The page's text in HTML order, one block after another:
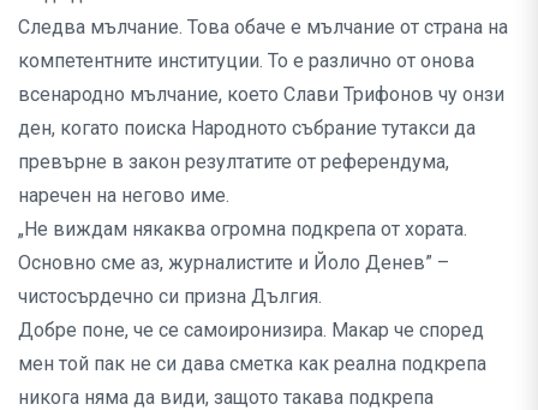
Следва мълчание. Това обаче е мълчание от страна на
компетентните институции. То е различно от онова
всенародно мълчание, което Слави Трифонов чу онзи
ден, когато поиска Народното събрание тутакси да
превърне в закон резултатите от референдума,
наречен на негово име.
„Не виждам някаква огромна подкрепа от хората.
Основно сме аз, журналистите и Йоло Денев” –
чистосърдечно си призна Дългия.
Добре поне, че се самоиронизира. Макар че според
мен той пак не си дава сметка как реална подкрепа
никога няма да види, защото такава подкрепа